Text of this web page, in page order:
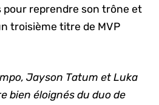
pour reprendre son trône et
troisième titre de MVP
Jayson Tatum et Luka
bien éloignés du duo de